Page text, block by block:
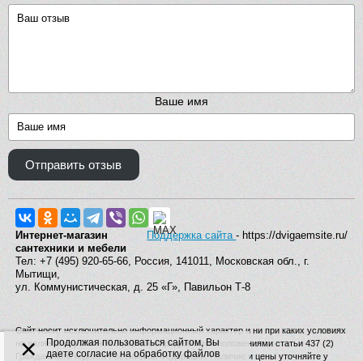
Ваше имя
Отправить отзыв
Поддержка сайта- https://dvigaemsite.ru/
Интернет-магазин
сантехники и мебели
Тел: +7 (495) 920-65-66, Россия, 141011, Московская обл., г.
Мытищи,
ул. Коммунистическая, д. 25 «Г», Павильон Т-8
Сайт носит исключительно информационный характер и ни при каких условиях
не является публичной офертой, определяемой положениями статьи 437 (2)
Гражданского кодекса Российской Федерации. Наличие и цены уточняйте у
×
Продолжая пользоваться сайтом, Вы
даете согласие на обработку файлов